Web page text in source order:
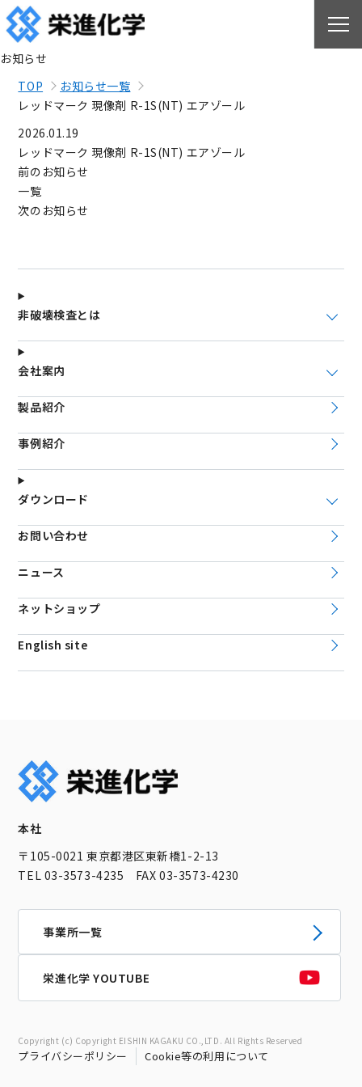
お知らせ
TOP
お知らせ一覧
レッドマーク 現像剤 R-1S(NT) エアゾール
2026.01.19
レッドマーク 現像剤 R-1S(NT) エアゾール
前のお知らせ
一覧
次のお知らせ
非破壊検査とは
会社案内
製品紹介
事例紹介
ダウンロード
お問い合わせ
ニュース
ネットショップ
English site
本社
〒105-0021 東京都港区東新橋1-2-13
TEL 03-3573-4235 FAX 03-3573-4230
事業所一覧
栄進化学 YOUTUBE
Copyright (c) Copyright EISHIN KAGAKU CO.,LTD. All Rights Reserved
プライバシーポリシー Cookie等の利用について